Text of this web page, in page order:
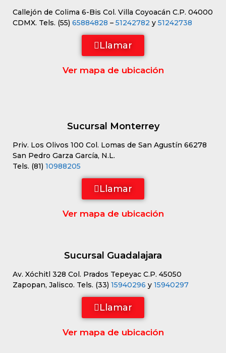
Callejón de Colima 6-Bis Col. Villa Coyoacán C.P. 04000
CDMX. Tels. (55) 65884828 – 51242782 y 51242738
Llamar
Ver mapa de ubicación
Sucursal Monterrey
Priv. Los Olivos 100 Col. Lomas de San Agustín 66278
San Pedro Garza García, N.L.
Tels. (81) 10988205
Llamar
Ver mapa de ubicación
Sucursal Guadalajara
Av. Xóchitl 328 Col. Prados Tepeyac C.P. 45050
Zapopan, Jalisco. Tels. (33) 15940296 y 15940297
Llamar
Ver mapa de ubicación